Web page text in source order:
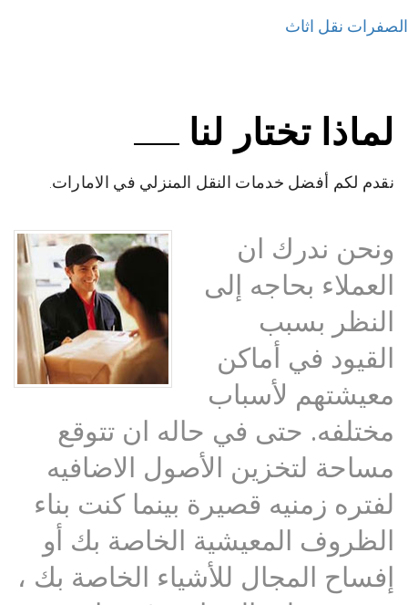
نقل اثاث
لماذا تختار لنا
نقدم لكم أفضل خدمات النقل المنزلي في الامارات.
ونحن ندرك ان
العملاء بحاجه إلى
النظر بسبب
القيود في أماكن
معيشتهم لأسباب
مختلفه. حتى في حاله ان تتوقع
مساحة لتخزين الأصول الاضافيه
لفتره زمنيه قصيرة بينما كنت بناء
الظروف المعيشية الخاصة بك أو
إفساح المجال للأشياء الخاصة بك ،